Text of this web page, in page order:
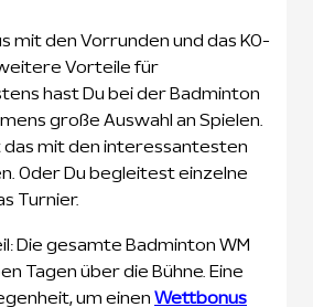
mit den Vorrunden und das KO-
Vorteile für
hast Du bei der Badminton
große Auswahl an Spielen.
das mit den interessantesten
Oder Du begleitest einzelne
Turnier.
Die gesamte Badminton WM
Tagen über die Bühne. Eine
um einen Wettbonus